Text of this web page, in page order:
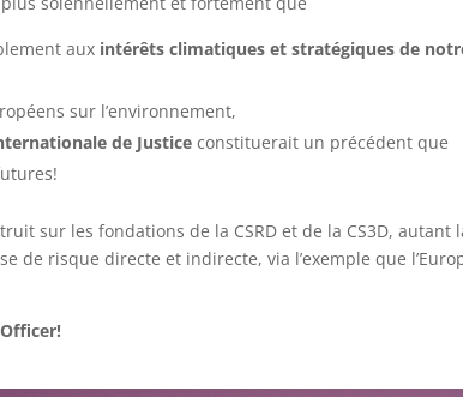
aux intérêts climatiques et stratégiques de
sur l’environnement,
de Justiceconstituerait un précédent que
sur les fondations de la CSRD et de la CS3D, autant
risque directe et indirecte, via l’exemple que